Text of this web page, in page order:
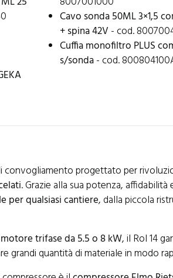
Cavo sonda 50ML 3×1,5
+ spina 42V - cod.
Cuffia monofiltro PLUS
s/sonda- cod.
convogliamento progettato per
. Grazie alla sua potenza,
per qualsiasi cantiere, dalla piccola
trifase da 5.5 o 8 kW, il Rol 14
grandi quantità di materiale in modo